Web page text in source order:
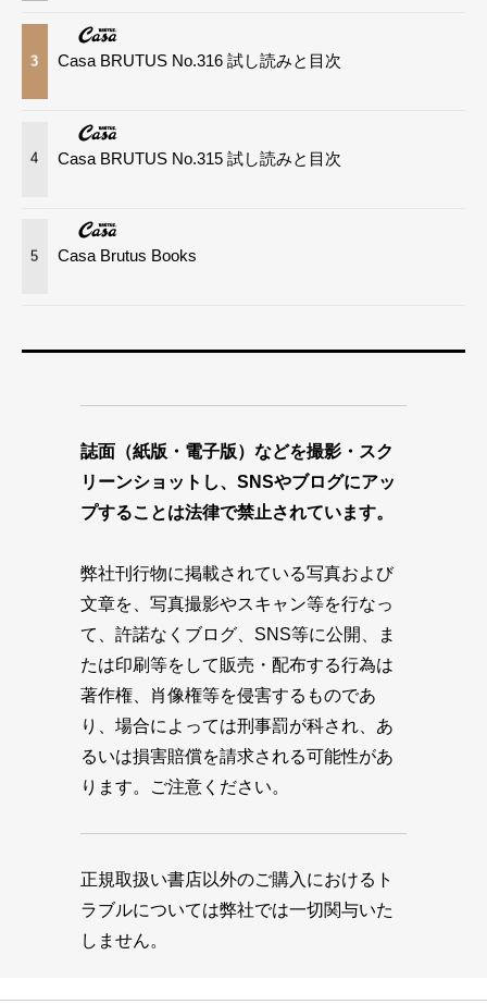
3 Casa BRUTUS No.316 試し読みと目次
4 Casa BRUTUS No.315 試し読みと目次
5 Casa Brutus Books
誌面（紙版・電子版）などを撮影・スク
リーンショットし、SNSやブログにアッ
プすることは法律で禁止されています。
弊社刊行物に掲載されている写真および
文章を、写真撮影やスキャン等を行なっ
て、許諾なくブログ、SNS等に公開、ま
たは印刷等をして販売・配布する行為は
著作権、肖像権等を侵害するものであ
り、場合によっては刑事罰が科され、あ
るいは損害賠償を請求される可能性があ
ります。ご注意ください。
正規取扱い書店以外のご購入におけるト
ラブルについては弊社では一切関与いた
しません。